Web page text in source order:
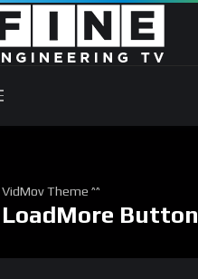
VidMov Theme ^^
LoadMore Button